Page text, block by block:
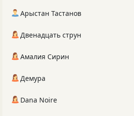
Арыстан Тастанов
Двенадцать струн
Амалия Сирин
Демура
Dana Noire